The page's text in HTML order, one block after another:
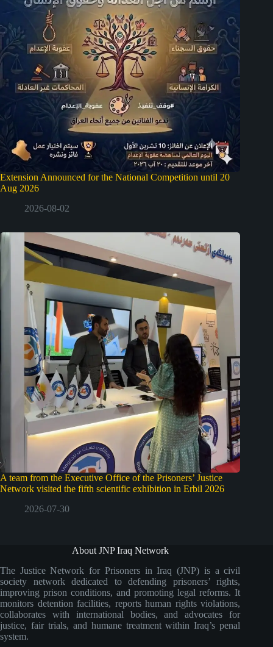
Extension Announced for the National Competition until 20
Aug 2026
2026-08-02
A team from the Executive Office of the Prisoners’ Justice
Network visited the fifth scientific exhibition in Erbil 2026
2026-07-30
About JNP Iraq Network
The Justice Network for Prisoners in Iraq (JNP) is a civil
society network dedicated to defending prisoners’ rights,
improving prison conditions, and promoting legal reforms. It
monitors detention facilities, reports human rights violations,
collaborates with international bodies, and advocates for
justice, fair trials, and humane treatment within Iraq’s penal
system.